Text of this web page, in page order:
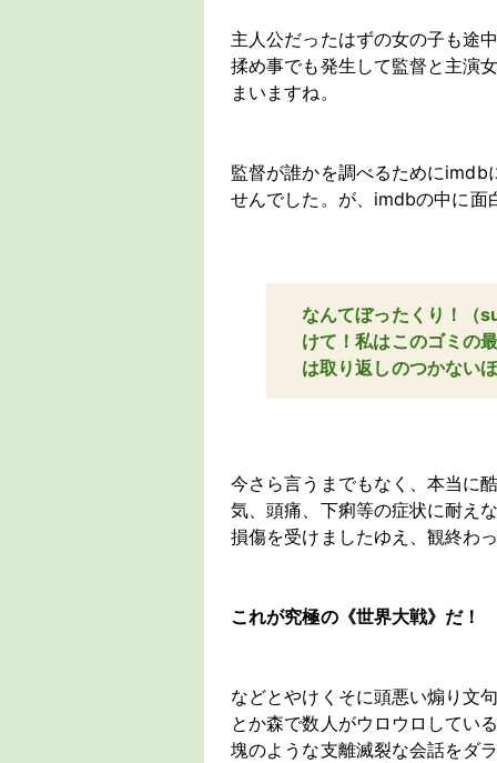
主人公だったはずの女の子も途
揉め事でも発生して監督と主演
まいますね。
監督が誰かを調べるためにimdb
せんでした。が、imdbの中に面
なんてぼったくり！（
けて！私はこのゴミの
は取り返しのつかない
今さら言うまでもなく、本当に
気、頭痛、下痢等の症状に耐え
損傷を受けましたゆえ、観終わ
これが究極の《世界大戦》だ！
などとやけくそに頭悪い煽り文
とか森で数人がウロウロしてい
塊のような支離滅裂な会話をダ